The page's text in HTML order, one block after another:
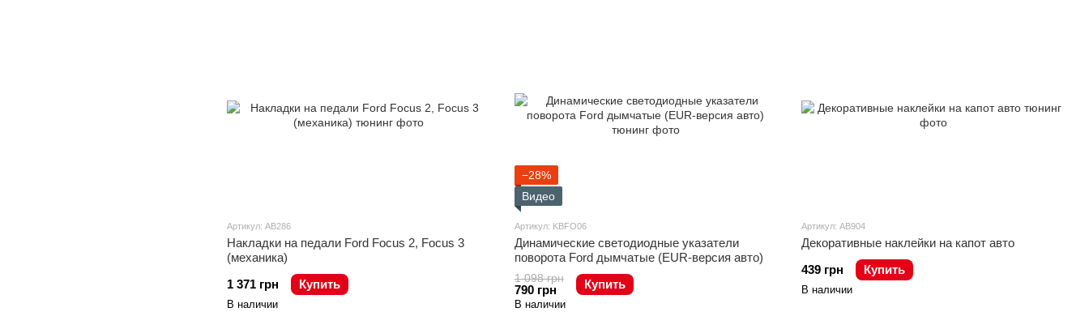
Артикул: AB286
Накладки на педали Ford Focus 2, Focus 3
(механика)
1 371 грн
Купить
В наличии
−28%
Видео
Артикул: KBFO06
Динамические светодиодные указатели
поворота Ford дымчатые (EUR-версия авто)
1 098 грн
790 грн Купить
В наличии
Артикул: AB904
Декоративные наклейки на капот авто
439 грн
Купить
В наличии